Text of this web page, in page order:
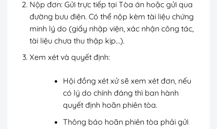
Nộp đơn: Gửi trực tiếp tại Tòa án hoặc gửi qua
đường bưu điện. Có thể nộp kèm tài liệu chứng
minh lý do (giấy nhập viện, xác nhận công tác,
tài liệu chưa thu thập kịp…).
Xem xét và quyết định:
Hội đồng xét xử sẽ xem xét đơn, nếu
có lý do chính đáng thì ban hành
quyết định hoãn phiên tòa.
Thông báo hoãn phiên tòa phải gửi